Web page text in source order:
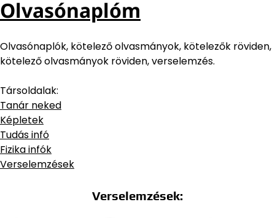
Olvasónaplóm
Olvasónaplók, kötelező olvasmányok, kötelezők röviden,
kötelező olvasmányok röviden, verselemzés.
Társoldalak:
Tanár neked
Képletek
Tudás infó
Fizika infók
Verselemzések
Verselemzések: